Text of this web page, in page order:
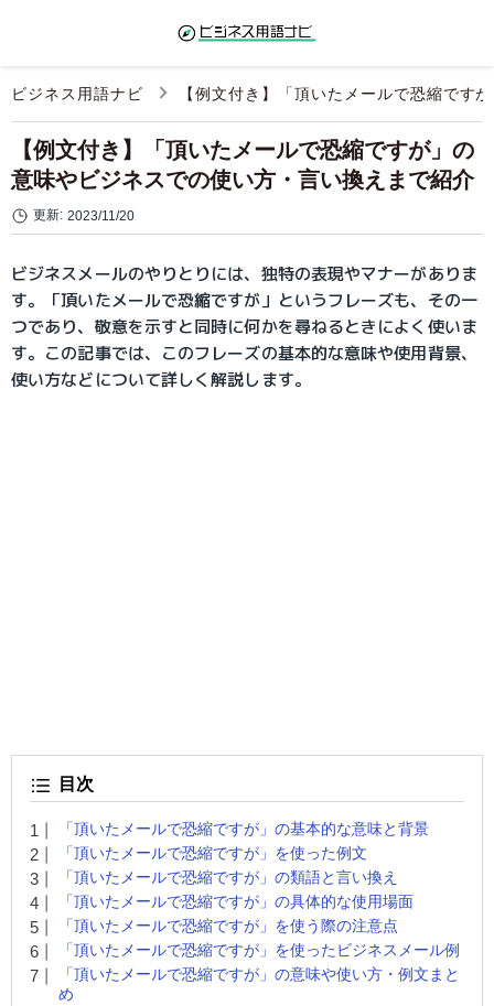
ビジネス用語ナビ 【例文付き】「頂いたメールで恐縮です
【例文付き】「頂いたメールで恐縮ですが」の
意味やビジネスでの使い方・言い換えまで紹介
更新: 2023/11/20
ビジネスメールのやりとりには、独特の表現やマナーがありま
す。「頂いたメールで恐縮ですが」というフレーズも、その一
つであり、敬意を示すと同時に何かを尋ねるときによく使いま
す。この記事では、このフレーズの基本的な意味や使用背景、
使い方などについて詳しく解説します。
目次
「頂いたメールで恐縮ですが」の基本的な意味と背景
「頂いたメールで恐縮ですが」を使った例文
「頂いたメールで恐縮ですが」の類語と言い換え
「頂いたメールで恐縮ですが」の具体的な使用場面
「頂いたメールで恐縮ですが」を使う際の注意点
「頂いたメールで恐縮ですが」を使ったビジネスメール例
「頂いたメールで恐縮ですが」の意味や使い方・例文まと
め